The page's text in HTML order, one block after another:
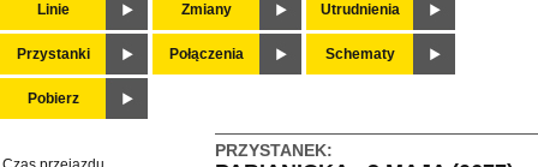
Linie Zmiany Utrudnienia
Przystanki Połączenia Schematy
Pobierz
PRZYSTANEK: